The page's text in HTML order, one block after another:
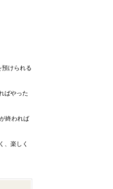
けられる
ばやった
終われば
、楽しく